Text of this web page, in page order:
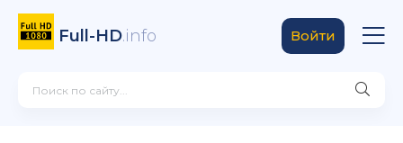
Full-HD.info Войти